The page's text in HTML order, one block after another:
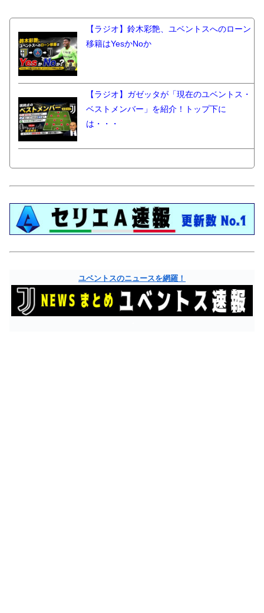
【ラジオ】鈴木彩艶、ユベントスへのローン
移籍はYesかNoか
【ラジオ】ガゼッタが「現在のユベントス・
ベストメンバー」を紹介！トップ下に
は・・・
ユベントスのニュースを網羅！